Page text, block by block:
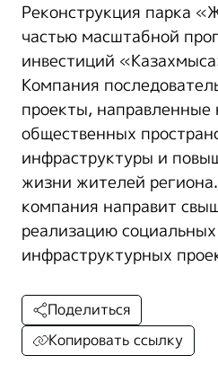
Реконструкция парка
частью масштабной
инвестиций
Компания
проекты, направленные
общественных
инфраструктуры и
жизни жителей
компания направит
реализацию
инфраструктурных
Поделиться
Копировать ссылку